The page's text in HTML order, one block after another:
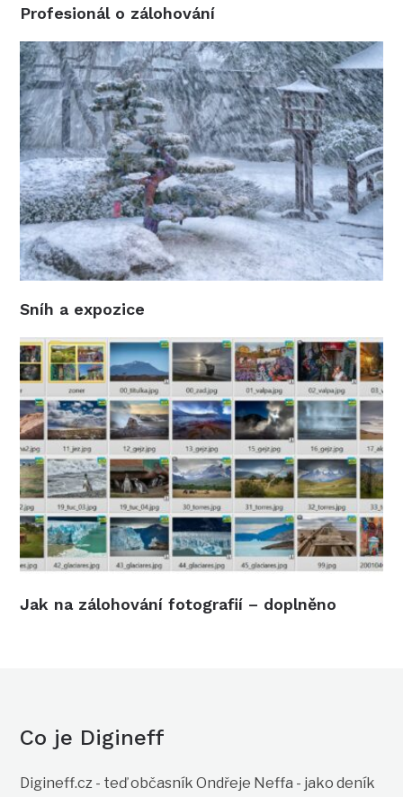
Profesionál o zálohování
Sníh a expozice
Jak na zálohování fotografií – doplněno
Co je Digineff
Digineff.cz - teď občasník Ondřeje Neffa - jako deník